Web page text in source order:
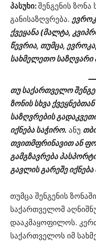
პასუხი:შენგენის
განისაზღვრება.
ქვეყანა (მალტა,
წევრია, თუმცა,
სახმელეთო საზღვარი
თუ საქართველო
ზონის სხვა
საზღვრების
იქნება საჭირო. ანუ
თვითმფრინავით ან
გამგზავრება
გავლის გარეშე
თუმცა შენგენის
საქართველომ
დააკმაყოფილოს.
საქართველოს იმ